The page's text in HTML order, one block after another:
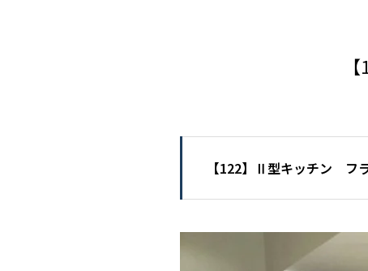
【122】Ⅱ型キッチン フ